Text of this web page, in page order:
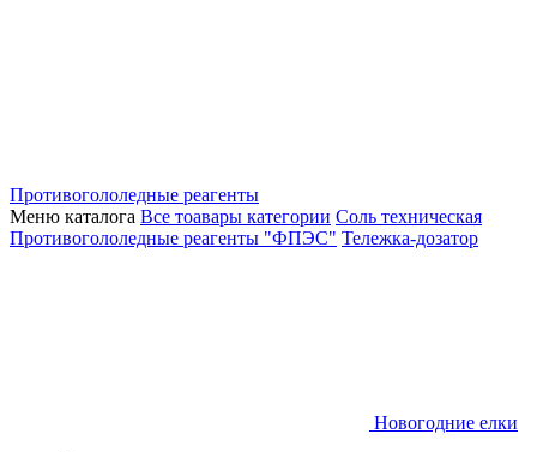
Противогололедные реагенты
Меню каталога Все тоавары категории Соль техническая
Противогололедные реагенты "ФПЭС" Тележка-дозатор
Новогодние елки